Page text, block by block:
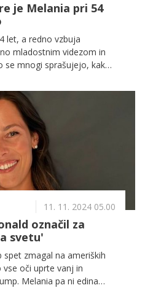
je Melania pri 54
let, a redno vzbuja
mladostnim videzom in
se mnogi sprašujejo, kako
11. 11. 2024 05.00
označil za
svetu'
zmagal na ameriških
oči uprte vanj in
Melania pa ni edina